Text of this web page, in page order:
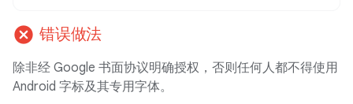
cancel 错误做法
除非经 Google 书面协议明确授权，否则任何人都不得使用
Android 字标及其专用字体。